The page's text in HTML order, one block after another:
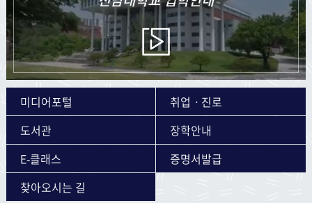
미디어포털
취업ㆍ진로
도서관
장학안내
E-클래스
증명서발급
찾아오시는 길